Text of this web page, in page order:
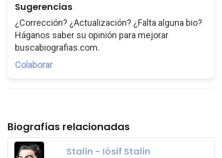
Sugerencias
¿Corrección? ¿Actualización? ¿Falta alguna bio?
Háganos saber su opinión para mejorar
buscabiografias.com.
Colaborar
Biografías relacionadas
Stalin - Iósif Stalin